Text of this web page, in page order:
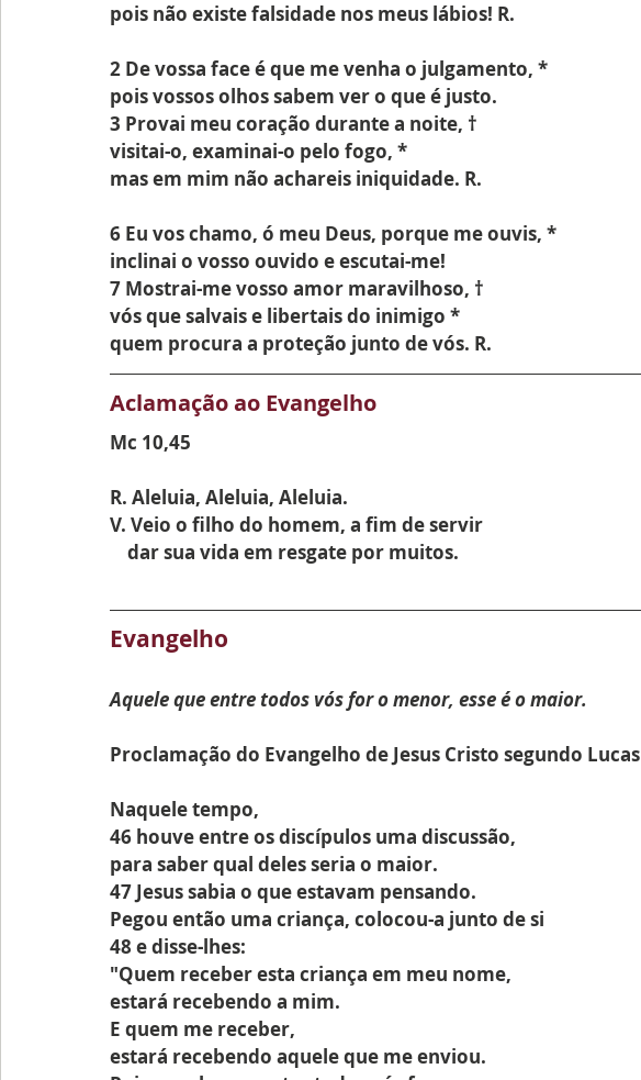
pois não existe falsidade nos meus lábios! R.
2 De vossa face é que me venha o julgamento, *
pois vossos olhos sabem ver o que é justo.
3 Provai meu coração durante a noite, †
visitai-o, examinai-o pelo fogo, *
mas em mim não achareis iniquidade. R.
6 Eu vos chamo, ó meu Deus, porque me ouvis, *
inclinai o vosso ouvido e escutai-me!
7 Mostrai-me vosso amor maravilhoso, †
vós que salvais e libertais do inimigo *
quem procura a proteção junto de vós. R.
Aclamação ao Evangelho
Mc 10,45
R. Aleluia, Aleluia, Aleluia.
V. Veio o filho do homem, a fim de servir
    dar sua vida em resgate por muitos.
Evangelho
Aquele que entre todos vós for o menor, esse é o maior.
Proclamação do Evangelho de Jesus Cristo segundo Lucas
Naquele tempo,
46 houve entre os discípulos uma discussão,
para saber qual deles seria o maior.
47 Jesus sabia o que estavam pensando.
Pegou então uma criança, colocou-a junto de si
48 e disse-lhes:
"Quem receber esta criança em meu nome,
estará recebendo a mim.
E quem me receber,
estará recebendo aquele que me enviou.